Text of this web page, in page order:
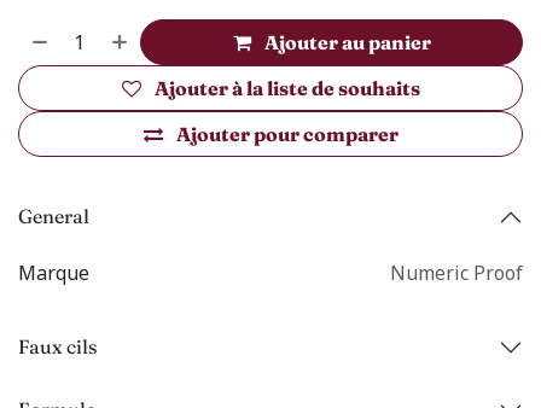
Ajouter au panier
Ajouter pour comparer
Ajouter à la liste de souhaits
General
Marque Numeric Proof
Faux cils